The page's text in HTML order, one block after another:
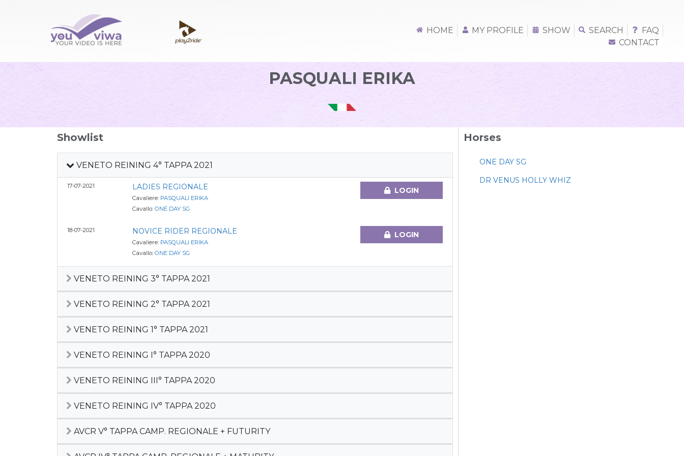
HOME MY PROFILE SHOW SEARCH
FAQ
CONTACT
PASQUALI ERIKA
Showlist
VENETO REINING 4° TAPPA 2021
17-07-2021 LADIES REGIONALE
Cavaliere: PASQUALI ERIKA
Cavallo:ONE DAY SG
LOGIN
18-07-2021 NOVICE RIDER REGIONALE
Cavaliere: PASQUALI ERIKA
Cavallo:ONE DAY SG
LOGIN
VENETO REINING 3° TAPPA 2021
VENETO REINING 2° TAPPA 2021
VENETO REINING 1° TAPPA 2021
VENETO REINING I° TAPPA 2020
VENETO REINING III° TAPPA 2020
VENETO REINING IV° TAPPA 2020
AVCR V° TAPPA CAMP. REGIONALE + FUTURITY
Horses
ONE DAY SG
DR VENUS HOLLY WHIZ